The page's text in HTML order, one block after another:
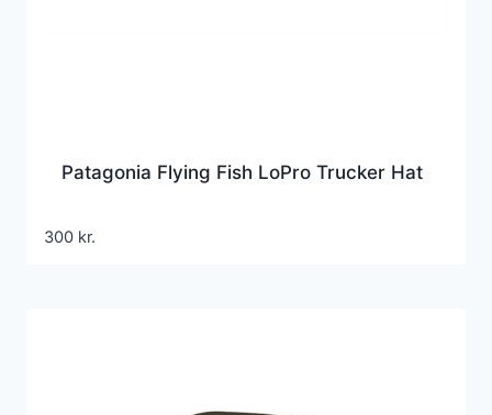
Patagonia Flying Fish LoPro Trucker Hat
300 kr.